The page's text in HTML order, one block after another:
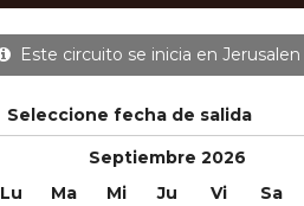
Este circuito se inicia en Jerusalen
Seleccione fecha de salida
Septiembre 2026
Lu Ma Mi Ju Vi Sa